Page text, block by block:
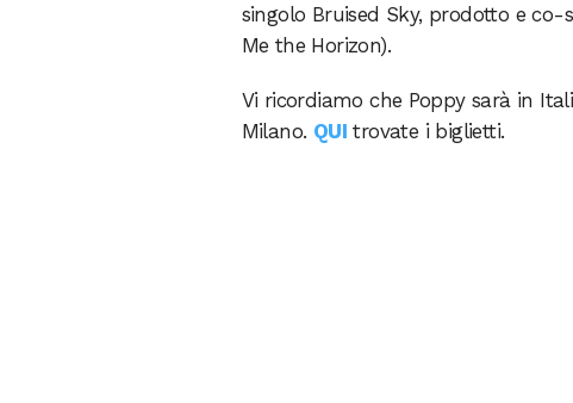
singolo Bruised Sky, prodotto e co-
Me the Horizon).
Vi ricordiamo che Poppy sarà in
Milano. QUI trovate i biglietti.